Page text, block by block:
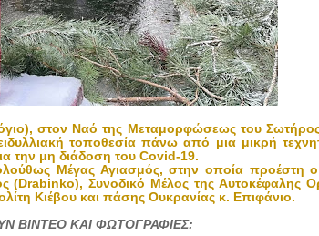
στον Ναό της Μεταμορφώσεως του Σωτήρος
τοποθεσία πάνω από μια μικρή
την μη διάδοση του Covid-19.
Μέγας Αγιασμός, στην οποία προέστη
(Drabinko), Συνοδικό Μέλος της Αυτοκέφαλης
Κιέβου και πάσης Ουκρανίας κ. Επιφάνιο.
ΒΙΝΤΕΟ ΚΑΙ ΦΩΤΟΓΡΑΦΙΕΣ: